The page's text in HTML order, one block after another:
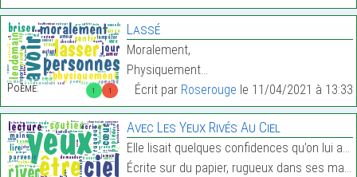
1 1
Poème:
Lassé
Moralement,
Physiquement…
Écrit par Roserouge le 11/04/2021 à 13:33
Avec Les Yeux Rivés Au Ciel
Elle lisait quelques confidences qu’on lui avait f
Écrite sur du papier, rugueux dans ses mains,…